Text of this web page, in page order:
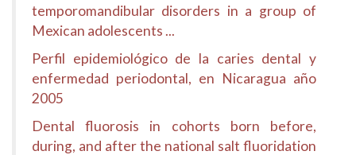
temporomandibular disorders in a group of
Mexican adolescents ...
Perfil epidemiológico de la caries dental y
enfermedad periodontal, en Nicaragua año
2005
Dental fluorosis in cohorts born before,
during, and after the national salt fluoridation